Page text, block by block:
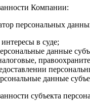
Компании:
персональных
в суде;
данные
данные
субъекта